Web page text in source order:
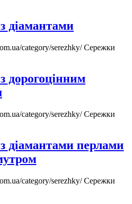
діамантами
category/serezhky/Сережки
дорогоцінним
category/serezhky/Сережки
діамантами перлами
category/serezhky/Сережки